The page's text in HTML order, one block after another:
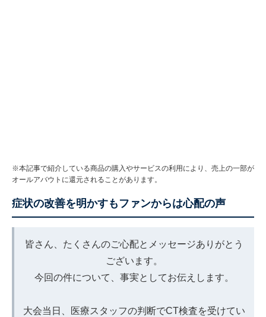
※本記事で紹介している商品の購入やサービスの利用により、売上の一部が
オールアバウトに還元されることがあります。
症状の改善を明かすもファンからは心配の声
皆さん、たくさんのご心配とメッセージありがとう
ございます。
今回の件について、事実としてお伝えします。
大会当日、医療スタッフの判断でCT検査を受けてい